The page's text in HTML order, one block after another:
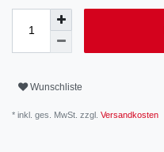
Wunschliste
* inkl. ges. MwSt. zzgl. Versandkosten